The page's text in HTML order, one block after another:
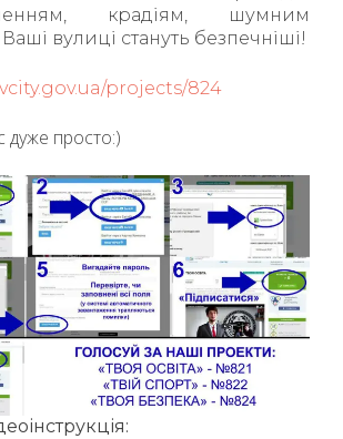
крадіям, шумним
вулиці стануть безпечніші!
projects/824
дуже просто:)